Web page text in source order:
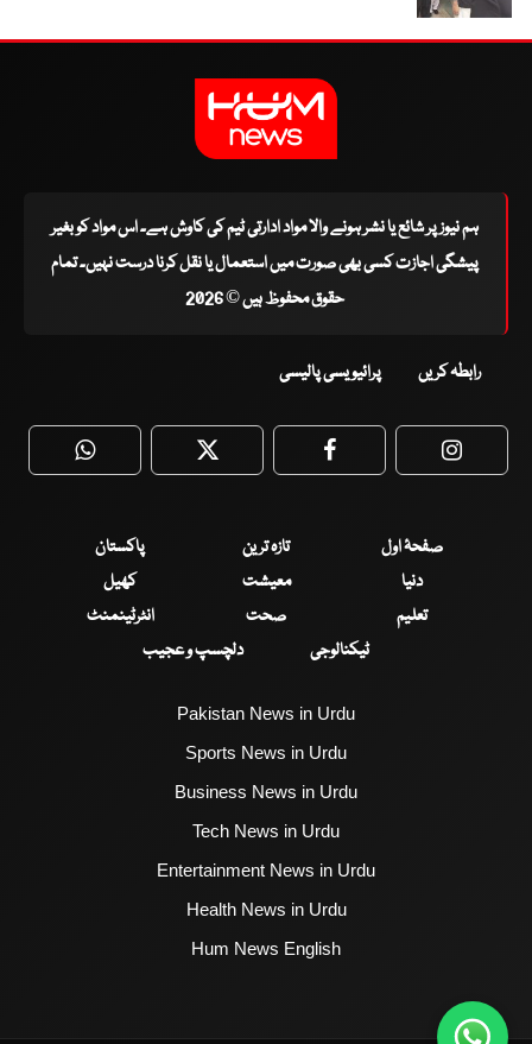
ہم نیوز پر شائع یا نشر ہونے والا مواد ادارتی ٹیم کی کاوش ہے۔ اس مواد کو بغیر
پیشگی اجازت کسی بھی صورت میں استعمال یا نقل کرنا درست نہیں۔ تمام
حقوق محفوظ ہیں © 2026
رابطہ کریں پرائیویسی پالیسی
WhatsApp Twitter Facebook
صفحۂ اول تازہ ترین
پاکستان
دنیا
معیشت
کھیل
تعلیم
صحت
انٹرٹینمنٹ
ٹیکنالوجی
دلچسپ و عجیب
Pakistan News in Urdu
Sports News in Urdu
Business News in Urdu
Tech News in Urdu
Entertainment News in Urdu
Health News in Urdu
Hum News English